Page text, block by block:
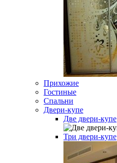
Прихожие
Гостиные
Спальни
Двери-купе
Две двери-купе
Три двери-купе